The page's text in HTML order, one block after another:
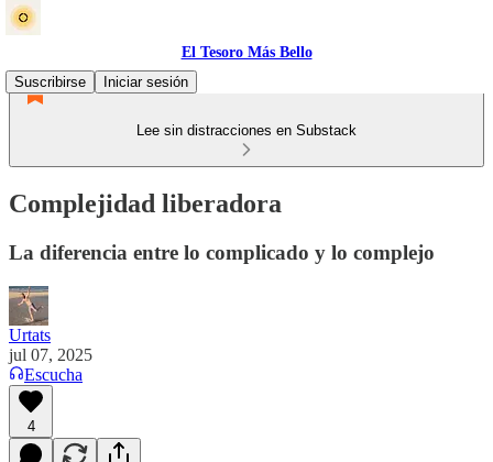
El Tesoro Más Bello
Suscribirse
Iniciar sesión
Lee sin distracciones en Substack
Complejidad liberadora
La diferencia entre lo complicado y lo complejo
Urtats
jul 07, 2025
Escucha
4